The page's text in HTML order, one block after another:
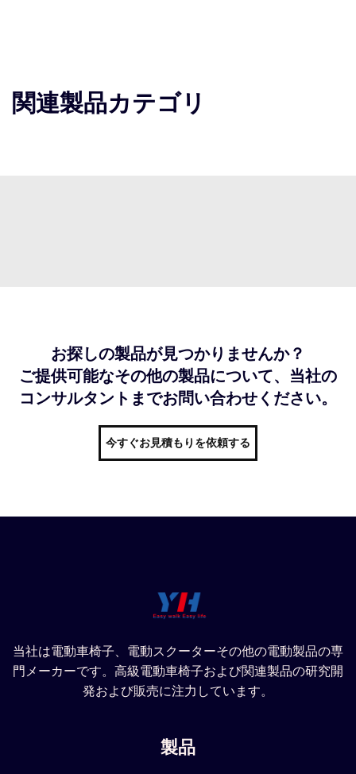
関連製品カテゴリ
お探しの製品が見つかりませんか？
ご提供可能なその他の製品について、当社の
コンサルタントまでお問い合わせください。
今すぐお見積もりを依頼する
当社は電動車椅子、電動スクーターその他の電動製品の専
門メーカーです。高級電動車椅子および関連製品の研究開
発および販売に注力しています。
製品